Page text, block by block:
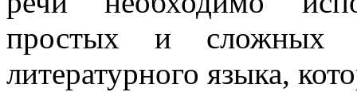
простых и сложных
литературного языка,